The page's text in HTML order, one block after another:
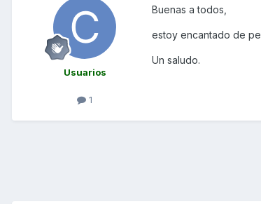
Usuarios
1
Buenas a todos,
estoy encantado de
Un saludo.